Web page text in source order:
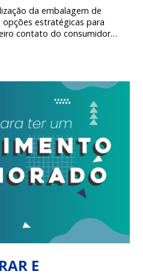
da embalagem de
estratégicas para
contato do consumidor
E